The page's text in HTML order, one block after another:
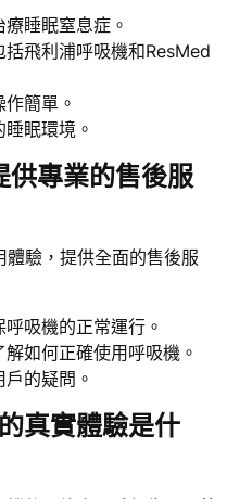
睡眠窒息症。
飛利浦呼吸機和ResMed
簡單。
眠環境。
供專業的售後服
驗，提供全面的售後服
吸機的正常運行。
如何正確使用呼吸機。
的疑問。
真實體驗是什